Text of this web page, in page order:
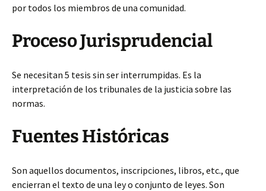
por todos los miembros de una comunidad.
Proceso Jurisprudencial
Se necesitan 5 tesis sin ser interrumpidas. Es la
interpretación de los tribunales de la justicia sobre las
normas.
Fuentes Históricas
Son aquellos documentos, inscripciones, libros, etc., que
encierran el texto de una ley o conjunto de leyes. Son